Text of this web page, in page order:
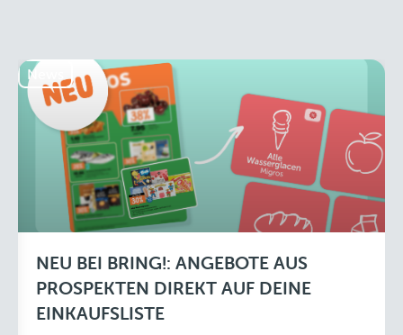
News
NEU BEI BRING!: ANGEBOTE AUS
PROSPEKTEN DIREKT AUF DEINE
EINKAUFSLISTE